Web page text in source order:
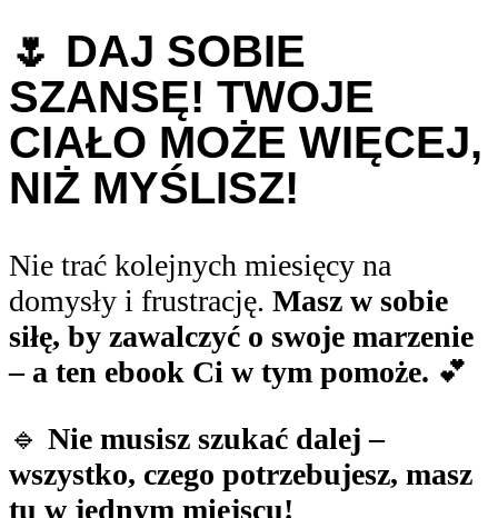
🌷 DAJ SOBIE
SZANSĘ! TWOJE
CIAŁO MOŻE WIĘCEJ,
NIŻ MYŚLISZ!
Nie trać kolejnych miesięcy na
domysły i frustrację. Masz w sobie
siłę, by zawalczyć o swoje marzenie
– a ten ebook Ci w tym pomoże. 💕
🔹 Nie musisz szukać dalej –
wszystko, czego potrzebujesz, masz
tu w jednym miejscu!